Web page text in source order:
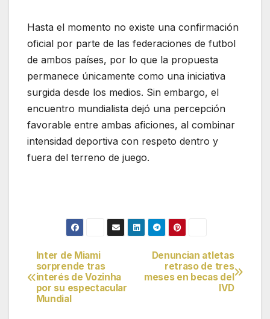
Hasta el momento no existe una confirmación
oficial por parte de las federaciones de futbol
de ambos países, por lo que la propuesta
permanece únicamente como una iniciativa
surgida desde los medios. Sin embargo, el
encuentro mundialista dejó una percepción
favorable entre ambas aficiones, al combinar
intensidad deportiva con respeto dentro y
fuera del terreno de juego.
Navegación
de
Denuncian atletas
retraso de tres
meses en becas del
IVD
Inter de Miami
sorprende tras
interés de Vozinha
por su espectacular
Mundial